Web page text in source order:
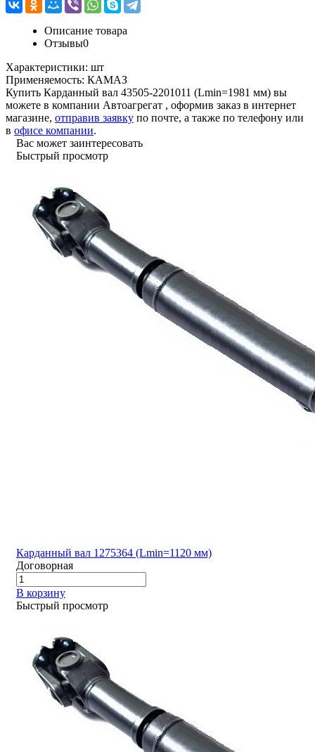
Описание товара
Отзывы0
Характеристики: шт
Применяемость: КАМАЗ
Купить Карданный вал 43505-2201011 (Lmin=1981 мм) вы
можете в компании Автоагрегат , оформив заказ в интернет
магазине, отправив заявку по почте, а также по телефону или
в офисе компании.
Вас может заинтересовать
Быстрый просмотр
Карданный вал 1275364 (Lmin=1120 мм)
Договорная
В корзину
Быстрый просмотр